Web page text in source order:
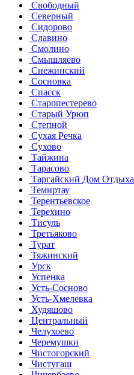
Свободный
Северный
Сидорово
Славино
Смолино
Смышляево
Снежинский
Сосновка
Спасск
Старопестерево
Старый Урюп
Степной
Сухая Речка
Сухово
Тайжина
Тарасово
Таргайский Дом Отдыха
Темиртау
Терентьевское
Терехино
Тисуль
Третьяково
Турат
Тяжинский
Урск
Успенка
Усть-Сосново
Усть-Хмелевка
Худяшово
Центральный
Челухоево
Черемушки
Чистогорский
Чистугаш